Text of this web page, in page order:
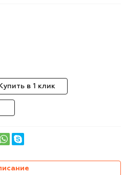
Купить в 1 клик